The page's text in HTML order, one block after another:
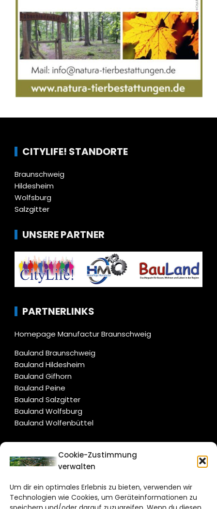
Cookie-Zustimmung
verwalten
Um dir ein optimales Erlebnis zu bieten, verwenden wir
Technologien wie Cookies, um Geräteinformationen zu
CITYLIFE! STANDORTE
Braunschweig
Hildesheim
Wolfsburg
Salzgitter
UNSERE PARTNER
PARTNERLINKS
Homepage Manufactur Braunschweig
Bauland Braunschweig
Bauland Hildesheim
Bauland Gifhorn
Bauland Peine
Bauland Salzgitter
Bauland Wolfsburg
Bauland Wolfenbüttel
CITYLIFE!
Bruchtorwall 12
38100 Braunschweig